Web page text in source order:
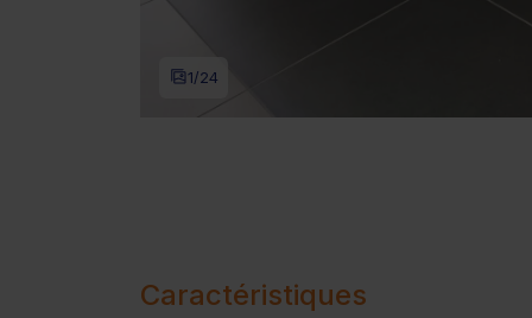
1/24
Caractéristiques